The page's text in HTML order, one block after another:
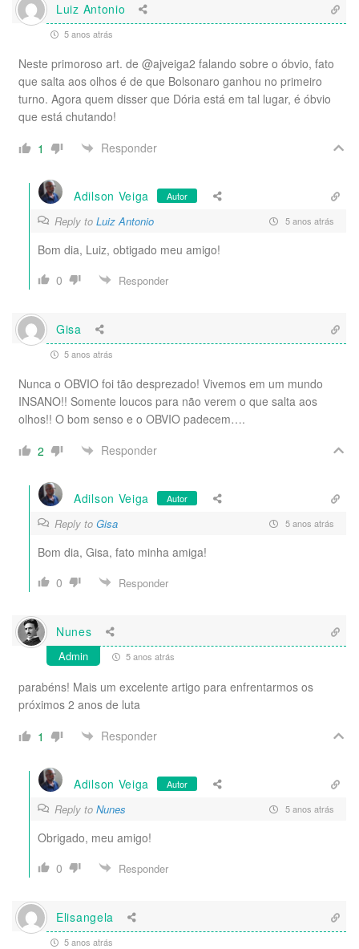
Luiz Antonio
5 anos atrás
Neste primoroso art. de @ajveiga2 falando sobre o óbvio, fato
que salta aos olhos é de que Bolsonaro ganhou no primeiro
turno. Agora quem disser que Dória está em tal lugar, é óbvio
que está chutando!
1
Responder
Adilson Veiga Autor
Reply to Luiz Antonio 5 anos atrás
Bom dia, Luiz, obtigado meu amigo!
0
Responder
Gisa
5 anos atrás
Nunca o OBVIO foi tão desprezado! Vivemos em um mundo
INSANO!! Somente loucos para não verem o que salta aos
olhos!! O bom senso e o OBVIO padecem….
2
Responder
Adilson Veiga Autor
Reply to Gisa 5 anos atrás
Bom dia, Gisa, fato minha amiga!
0
Responder
Nunes
Admin 5 anos atrás
parabéns! Mais um excelente artigo para enfrentarmos os
próximos 2 anos de luta
1
Responder
Adilson Veiga Autor
Reply to Nunes 5 anos atrás
Obrigado, meu amigo!
0
Responder
Elisangela
5 anos atrás